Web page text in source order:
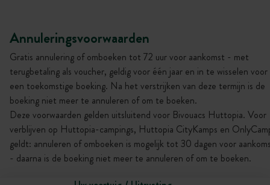
Annuleringsvoorwaarden
Gratis annulering of omboeken tot 72 uur voor aankomst - met
terugbetaling als voucher, geldig voor één jaar en in te wisselen voor
een toekomstige boeking. Na het verstrijken van deze termijn is de
boeking niet meer te annuleren of om te boeken.
Deze voorwaarden gelden uitsluitend voor Bivouacs Huttopia. Voor
verblijven op Huttopia-campings, Huttopia CityKamps en
geldt: annuleren of omboeken is mogelijk tot 30 dagen voor
- daarna is de boeking niet meer te annuleren of om te boeken.